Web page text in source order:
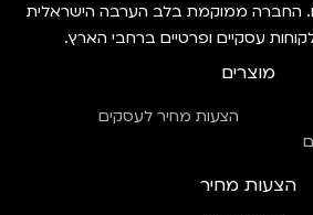
החברה ממוקמת בלב הערבה הישראלית
עסקיים ופרטיים ברחבי הארץ.
מוצרים
הצעות מחיר לעסקים
הצעות מחיר